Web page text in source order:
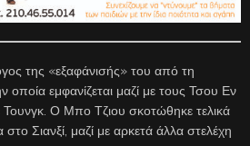
της «εξαφάνισής» του από τη
οποία εμφανίζεται μαζί με τους Τσου Εν
Ο Μπο Τζιου σκοτώθηκε τελικά
Σιανξί, μαζί με αρκετά άλλα στελέχη